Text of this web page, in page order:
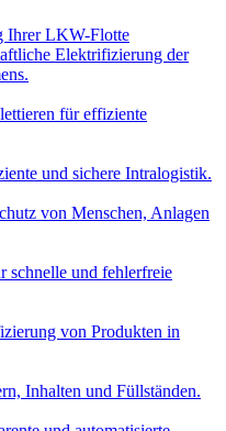
Ihrer LKW-Flotte
Elektrifizierung der
für effiziente
und sichere Intralogistik.
von Menschen, Anlagen
schnelle und fehlerfreie
von Produkten in
Inhalten und Füllständen.